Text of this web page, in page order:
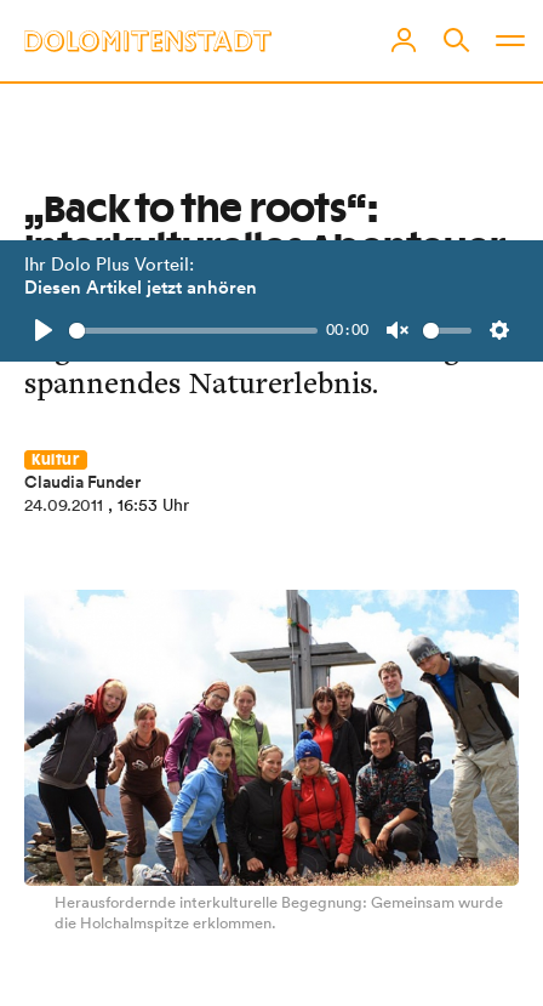
Ihr Dolo Plus Vorteil:
Diesen Artikel jetzt anhören
Play
00:00
Unmute
„Back to the roots“:
Interkulturelles Abenteuer
Outdoor leben und überleben:
Jugendliche aus vier Staaten wagten
spannendes Naturerlebnis.
Kultur
Claudia Funder
24.09.2011 , 16:53 Uhr
Herausfordernde interkulturelle Begegnung: Gemeinsam wurde
die Holchalmspitze erklommen.